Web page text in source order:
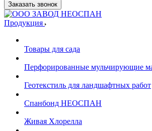
Заказать звонок
Продукция
Товары для сада
Перфорированные мульчирующие
Геотекстиль для ландшафтных работ
Спанбонд НЕОСПАН
Живая Хлорелла